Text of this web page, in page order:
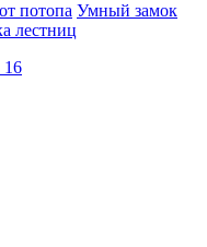
потопа Умный замок
лестниц
16